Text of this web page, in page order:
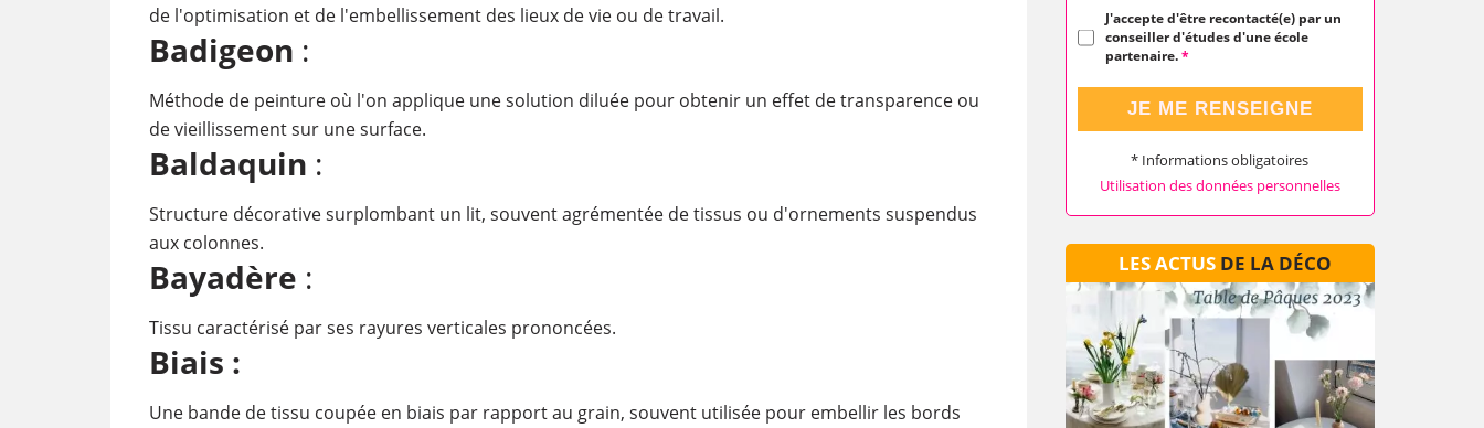
de l'optimisation et de l'embellissement des lieux de vie ou de travail.
Badigeon :
Méthode de peinture où l'on applique une solution diluée pour obtenir un effet de transparence ou
de vieillissement sur une surface.
Baldaquin :
Structure décorative surplombant un lit, souvent agrémentée de tissus ou d'ornements suspendus
aux colonnes.
Bayadère :
Tissu caractérisé par ses rayures verticales prononcées.
Biais :
Une bande de tissu coupée en biais par rapport au grain, souvent utilisée pour embellir les bords
J'accepte d'être recontacté(e) par un
conseiller d'études d'une école
partenaire.*
JE ME RENSEIGNE
* Informations obligatoires
Utilisation des données personnelles
LES ACTUS DE LA DÉCO